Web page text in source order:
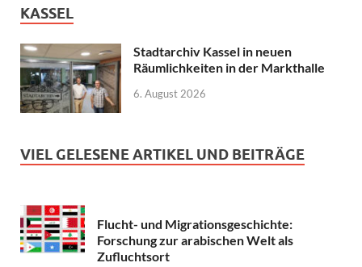
KASSEL
Stadtarchiv Kassel in neuen
Räumlichkeiten in der Markthalle
6. August 2026
VIEL GELESENE ARTIKEL UND BEITRÄGE
Flucht- und Migrationsgeschichte:
Forschung zur arabischen Welt als
Zufluchtsort